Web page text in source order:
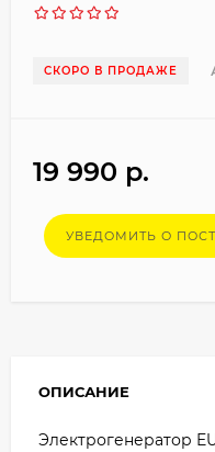
СКОРО В ПРОДАЖЕ
19 990 p.
УВЕДОМИТЬ О
ОПИСАНИЕ
Электрогенератор